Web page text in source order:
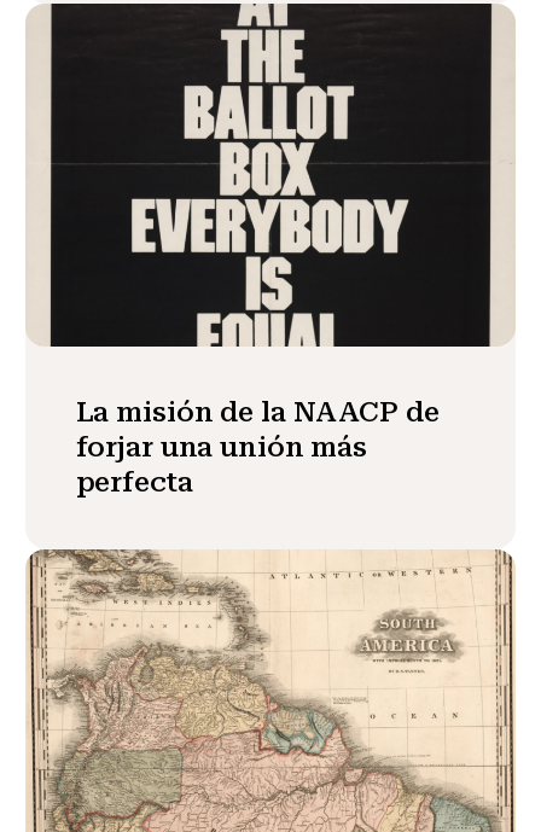
La misión de la NAACP de
forjar una unión más
perfecta